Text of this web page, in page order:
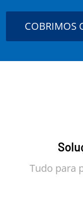
COBRIMOS
Tudo para